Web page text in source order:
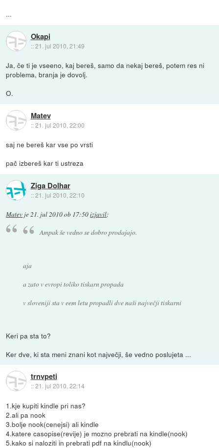
...
Okapi
::21. jul 2010, 21:49
Ja, če ti je vseeno, kaj bereš, samo da nekaj bereš, potem res ni
problema, branja je dovolj.
O.
Matev
::21. jul 2010, 22:00
saj ne bereš kar vse po vrsti
pač izbereš kar ti ustreza
Ziga Dolhar
::21. jul 2010, 22:10
Matev je21. jul 2010 ob 17:50izjavil:
Ampak še vedno se dobro prodajajo.
aja
a zato v evropi toliko tiskarn propada
v sloveniji sta v eem letu propadli dve naši največji tiskarni
Keri pa sta to?
Ker dve, ki sta meni znani kot največji, še vedno poslujeta ...
trnvpeti
::21. jul 2010, 22:14
1.kje kupiti kindle pri nas?
2.ali pa nook
3.bolje nook(cenejsi) ali kindle
4.katere casopise(revije) je mozno prebrati na kindle(nook)
5.kako si naloziti in prebrati pdf na kindlu(nook)